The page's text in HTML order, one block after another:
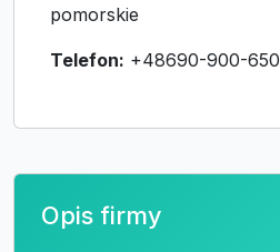
pomorskie
Telefon: +48690-900-650
Opis firmy